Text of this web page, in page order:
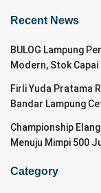
Recent News
BULOG Lampung
Modern, Stok Capai
Firli Yuda Pratama
Bandar Lampung
Championship
Menuju Mimpi 500
Category